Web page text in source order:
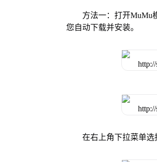
方法一：打开MuMu
您自动下载并安装。
在右上角下拉菜单选